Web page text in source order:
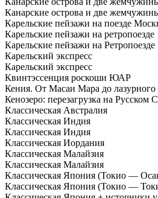
Канарские острова и две
Карельские пейзажи на поезде
Карельские пейзажи на ретропоезде
Карельские пейзажи на Ретропоезде
Карельский экспресс
Карельский экспресс
Квинтэссенция роскоши ЮАР
Кения. От Масаи Мара до лазурного
Кенозеро: перезагрузка на Русском
Классическая Австралия
Классическая Индия
Классическая Индия
Классическая Иордания
Классическая Малайзия
Классическая Малайзия
Классическая Япония (Токио —
Классическая Япония (Токио —